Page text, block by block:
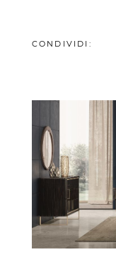
CONDIVIDI: